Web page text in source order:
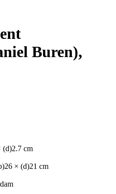
Buren),
(d)2.7 cm
× (d)21 cm